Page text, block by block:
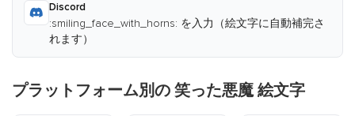
Discord
:smiling_face_with_horns: を入力（絵文字に自動補完さ
れます）
プラットフォーム別の 笑った悪魔 絵文字